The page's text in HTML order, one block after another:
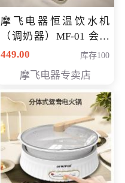
摩飞电器恒温饮水机
（调奶器）MF-01 会员
专享价366元
449.00 库存100
摩飞电器专卖店